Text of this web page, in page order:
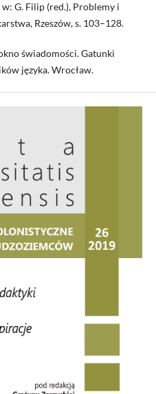
G. Filip (red.), Problemy i
Rzeszów, s. 103–128.
świadomości. Gatunki
języka. Wrocław.